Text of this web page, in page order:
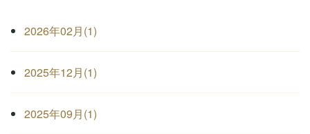
2026年02月(1)
2025年12月(1)
2025年09月(1)